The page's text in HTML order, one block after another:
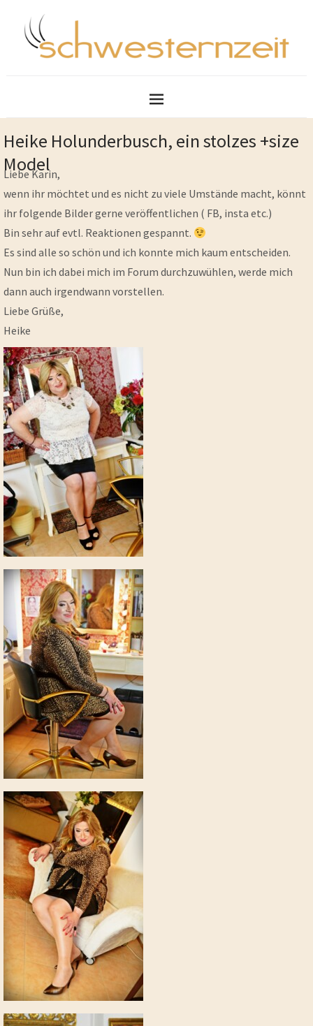
Heike Holunderbusch, ein stolzes +size
Model
Liebe Karin,
wenn ihr möchtet und es nicht zu viele Umstände macht, könnt
ihr folgende Bilder gerne veröffentlichen ( FB, insta etc.)
Bin sehr auf evtl. Reaktionen gespannt.
Es sind alle so schön und ich konnte mich kaum entscheiden.
Nun bin ich dabei mich im Forum durchzuwühlen, werde mich
dann auch irgendwann vorstellen.
Liebe Grüße,
Heike